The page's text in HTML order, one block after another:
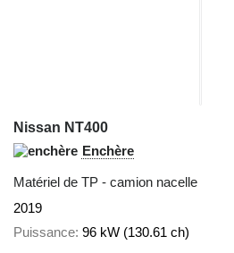
Nissan NT400
Enchère
Matériel de TP - camion nacelle
2019
Puissance 96 kW (130.61 ch)